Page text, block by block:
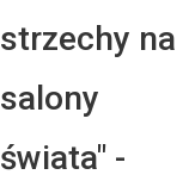
strzechy na
salony
świata" -